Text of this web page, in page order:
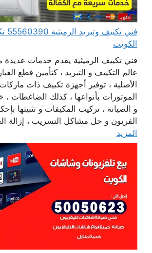
فني
الكويت
فني تكييف الرميثية يقدم خدمات
عالم التكييف و التبريد ، كتأمين قطع
الأصلية ، توفير أجهزة تكييف ذات
الموتورات بأنواعها ، كذلك الضاغطات
و الصيانة ، تركيب المكيفات و تثبيتها
الفريون و حل مشاكل التسريب ، إزالة
المزيد